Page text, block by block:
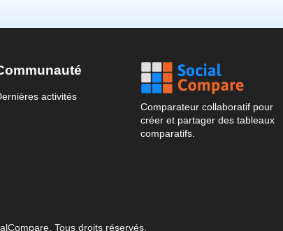
activités
Comparateur collaboratif pour
créer et partager des tableaux
comparatifs.
Tous droits réservés.